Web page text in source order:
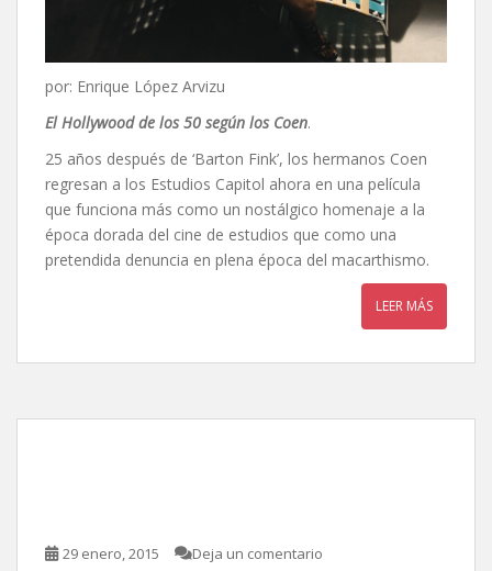
por: Enrique López Arvizu
El Hollywood de los 50 según los Coen.
25 años después de ‘Barton Fink’, los hermanos Coen
regresan a los Estudios Capitol ahora en una película
que funciona más como un nostálgico homenaje a la
época dorada del cine de estudios que como una
pretendida denuncia en plena época del macarthismo.
LEER MÁS
29 enero, 2015 Deja un comentario